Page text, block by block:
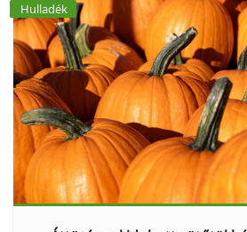
Hulladék